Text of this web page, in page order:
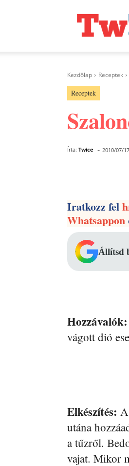
Kezdőlap Receptek
Receptek
Írta: Twice - 2010/07/17
Iratkozz fel
Whatsappon
Állítsd
Hozzávalók:
vágott dió
Elkészítés:
utána
a tűzről.
vajat. Mikor